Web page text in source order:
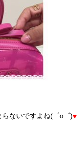
らないですよね(゜o゜)♥